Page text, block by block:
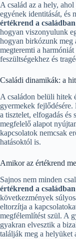
A család az a hely,
egyének identitását, és
értékrend a családban
hogyan viszonyulunk
hogyan birkózunk meg
megteremti a
feszültségekhez és
Családi dinamikák: a
A családon belüli hitek
gyermekek
a tisztelet, elfogadás és
megfelelő alapot
kapcsolatok nemcsak
hatásoktól is.
Amikor az értékrend
Sajnos nem minden
értékrend a családban
következmények
eltorzítja a
megfélemlítést szül. A
gyakran elvesztik a
találják meg a helyüket